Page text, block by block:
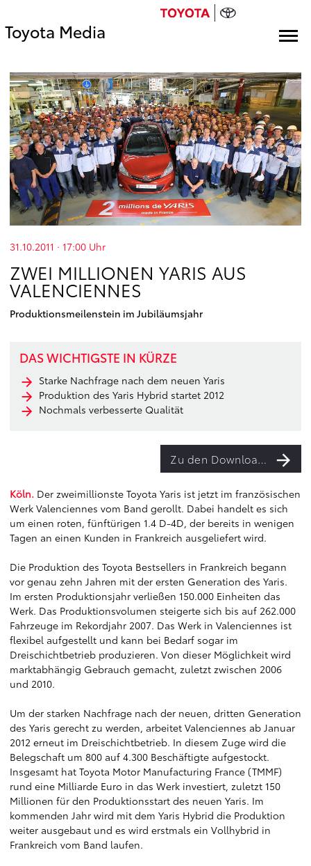
Toyota Media
31.10.2011 · 17:00 Uhr
ZWEI MILLIONEN YARIS AUS
VALENCIENNES
Produktionsmeilenstein im Jubiläumsjahr
DAS WICHTIGSTE IN KÜRZE
Starke Nachfrage nach dem neuen Yaris
Produktion des Yaris Hybrid startet 2012
Nochmals verbesserte Qualität
Zu den Downloads
Köln. Der zweimillionste Toyota Yaris ist jetzt im französischen
Werk Valenciennes vom Band gerollt. Dabei handelt es sich
um einen roten, fünftürigen 1.4 D-4D, der bereits in wenigen
Tagen an einen Kunden in Frankreich ausgeliefert wird.
Die Produktion des Toyota Bestsellers in Frankreich begann
vor genau zehn Jahren mit der ersten Generation des Yaris.
Im ersten Produktionsjahr verließen 150.000 Einheiten das
Werk. Das Produktionsvolumen steigerte sich bis auf 262.000
Fahrzeuge im Rekordjahr 2007. Das Werk in Valenciennes ist
flexibel aufgestellt und kann bei Bedarf sogar im
Dreischichtbetrieb produzieren. Von dieser Möglichkeit wird
marktabhängig Gebrauch gemacht, zuletzt zwischen 2006
und 2010.
Um der starken Nachfrage nach der neuen, dritten Generation
des Yaris gerecht zu werden, arbeitet Valenciennes ab Januar
2012 erneut im Dreischichtbetrieb. In diesem Zuge wird die
Belegschaft um 800 auf 4.300 Beschäftigte aufgestockt.
Insgesamt hat Toyota Motor Manufacturing France (TMMF)
rund eine Milliarde Euro in das Werk investiert, zuletzt 150
Millionen für den Produktionsstart des neuen Yaris. Im
kommenden Jahr wird mit dem Yaris Hybrid die Produktion
weiter ausgebaut und es wird erstmals ein Vollhybrid in
Frankreich vom Band laufen.